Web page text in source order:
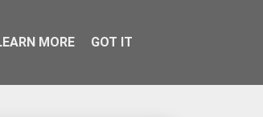
MORE GOT IT